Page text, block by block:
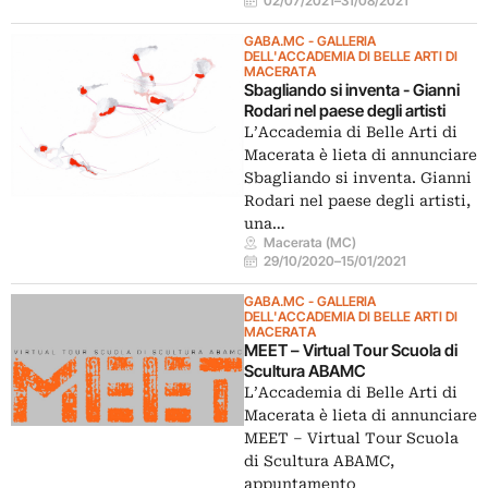
GABA.MC - GALLERIA
DELL'ACCADEMIA DI BELLE ARTI DI
MACERATA
Sbagliando si inventa - Gianni
Rodari nel paese degli artisti
L’Accademia di Belle Arti di
Macerata è lieta di annunciare
Sbagliando si inventa. Gianni
Rodari nel paese degli artisti,
una…
Macerata (MC)
29/10/2020–15/01/2021
GABA.MC - GALLERIA
DELL'ACCADEMIA DI BELLE ARTI DI
MACERATA
MEET – Virtual Tour Scuola di
Scultura ABAMC
L’Accademia di Belle Arti di
Macerata è lieta di annunciare
MEET – Virtual Tour Scuola
di Scultura ABAMC,
appuntamento